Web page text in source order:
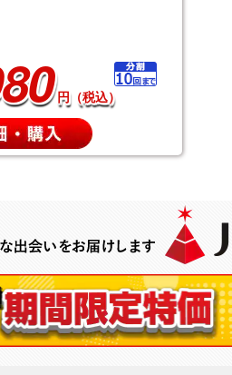
円（税込）